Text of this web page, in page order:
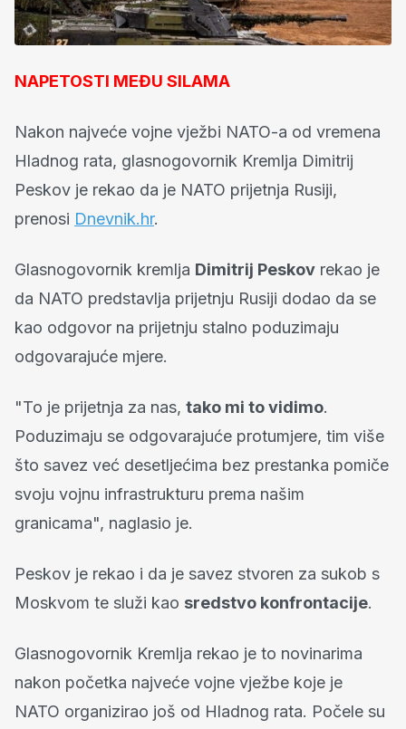
NAPETOSTI MEĐU SILAMA
Nakon najveće vojne vježbi NATO-a od vremena
Hladnog rata, glasnogovornik Kremlja Dimitrij
Peskov je rekao da je NATO prijetnja Rusiji,
prenosi Dnevnik.hr.
Glasnogovornik kremlja Dimitrij Peskov rekao je
da NATO predstavlja prijetnju Rusiji dodao da se
kao odgovor na prijetnju stalno poduzimaju
odgovarajuće mjere.
"To je prijetnja za nas, tako mi to vidimo.
Poduzimaju se odgovarajuće protumjere, tim više
što savez već desetljećima bez prestanka pomiče
svoju vojnu infrastrukturu prema našim
granicama", naglasio je.
Peskov je rekao i da je savez stvoren za sukob s
Moskvom te služi kao sredstvo konfrontacije.
Glasnogovornik Kremlja rekao je to novinarima
nakon početka najveće vojne vježbe koje je
NATO organizirao još od Hladnog rata. Počele su